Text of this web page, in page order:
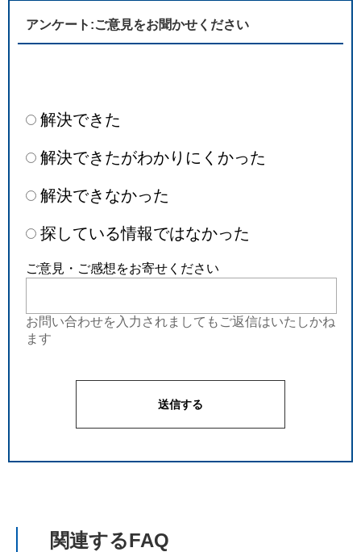
アンケート:ご意見をお聞かせください
解決できた
解決できたがわかりにくかった
解決できなかった
探している情報ではなかった
ご意見・ご感想をお寄せください
お問い合わせを入力されましてもご返信はいたしかね
ます
関連するFAQ